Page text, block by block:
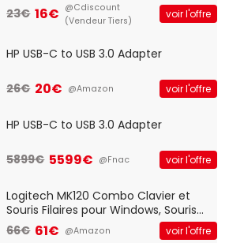
23€ 16€ @Cdiscount
(Vendeur Tiers)
voir l'offre
HP USB-C to USB 3.0 Adapter
26€ 20€ @Amazon voir l'offre
HP USB-C to USB 3.0 Adapter
5899€ 5599€ @Fnac voir l'offre
Logitech MK120 Combo Clavier et
Souris Filaires pour Windows, Souris
Optique Filaire, Connexion USB Plug
And Play, Confortable, Taille
66€ 61€ @Amazon voir l'offre